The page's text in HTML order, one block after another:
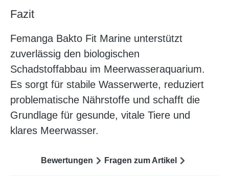
Fazit
Femanga Bakto Fit Marine unterstützt
zuverlässig den biologischen
Schadstoffabbau im Meerwasseraquarium.
Es sorgt für stabile Wasserwerte, reduziert
problematische Nährstoffe und schafft die
Grundlage für gesunde, vitale Tiere und
klares Meerwasser.
Bewertungen Fragen zum Artikel